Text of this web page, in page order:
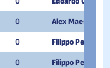
0 Alex Maestri
0 Filippo Pezzoni
0 Filippo Pezzoni